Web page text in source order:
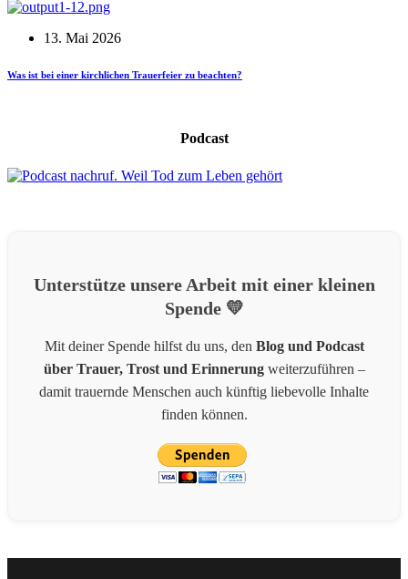
13. Mai 2026
Was ist bei einer kirchlichen Trauerfeier zu beachten?
Podcast
Unterstütze unsere Arbeit mit einer kleinen
Spende 💛
Mit deiner Spende hilfst du uns, den Blog und Podcast
über Trauer, Trost und Erinnerungweiterzuführen –
damit trauernde Menschen auch künftig liebevolle Inhalte
finden können.